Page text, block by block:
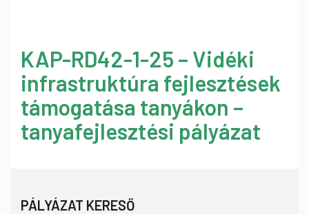
KAP-RD42-1-25 – Vidéki
infrastruktúra fejlesztések
támogatása tanyákon –
tanyafejlesztési pályázat
PÁLYÁZAT KERESŐ